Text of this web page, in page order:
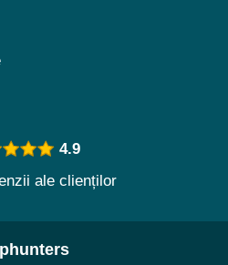
4.9
ale clienților